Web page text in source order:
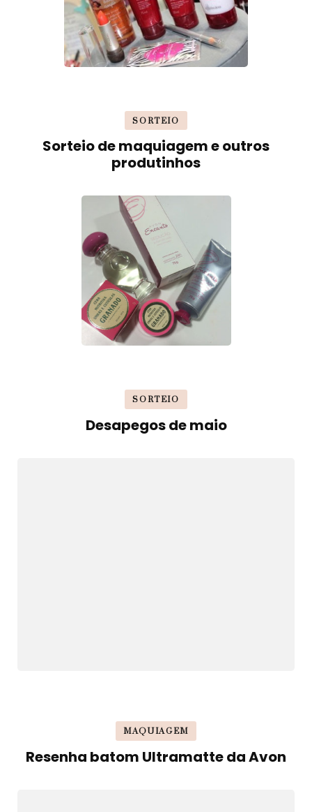
SORTEIO
Sorteio de maquiagem e outros
produtinhos
SORTEIO
Desapegos de maio
MAQUIAGEM
Resenha batom Ultramatte da Avon